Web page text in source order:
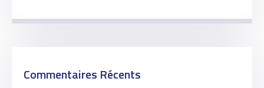
Commentaires Récents